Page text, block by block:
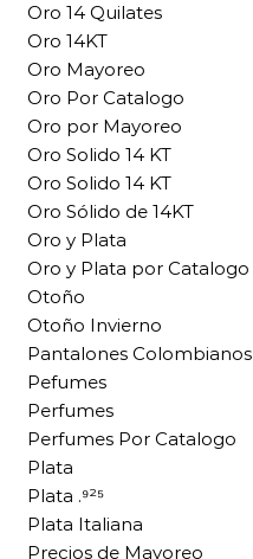
Oro 14 Quilates
Oro 14KT
Oro Mayoreo
Oro Por Catalogo
Oro por Mayoreo
Oro Solido 14 KT
Oro Solido 14 KT
Oro Sólido de 14KT
Oro y Plata
Oro y Plata por Catalogo
Otoño
Otoño Invierno
Pantalones Colombianos
Pefumes
Perfumes
Perfumes Por Catalogo
Plata
Plata .⁹²⁵
Plata Italiana
Precios de Mayoreo